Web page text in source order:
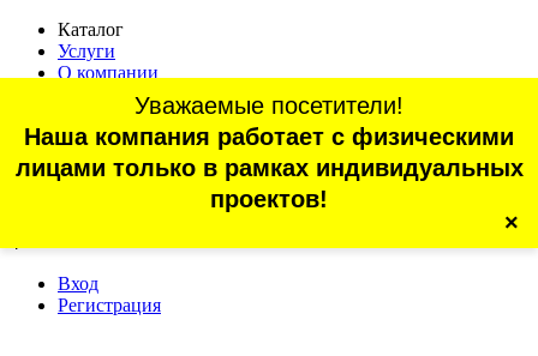
Каталог
Услуги
О компании
Статьи
Контакты
Отзывы
г. Санкт-Петербург, проспект Обуховской Обороны, 70, корп.
Вход
Регистрация
Уважаемые посетители!
Наша компания работает с физическими
лицами только в рамках индивидуальных
проектов!
×